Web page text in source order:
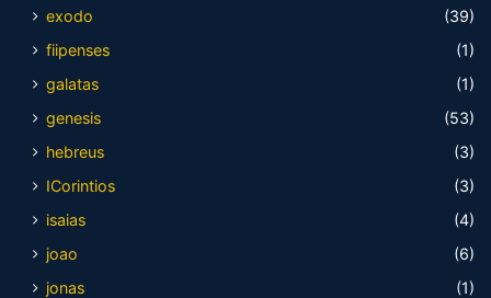
exodo
(39)
fiipenses
(1)
galatas
(1)
genesis
(53)
hebreus
(3)
ICorintios
(3)
isaias
(4)
joao
(6)
jonas
(1)